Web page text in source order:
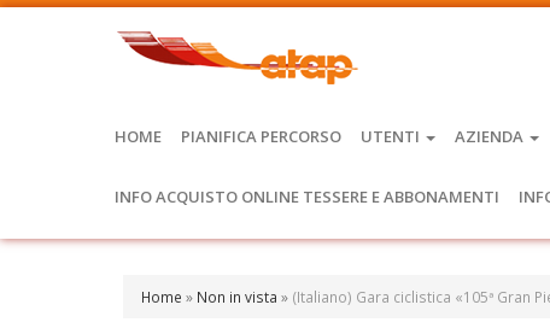
HOME PIANIFICA PERCORSO UTENTI AZIENDA
INFO ACQUISTO ONLINE TESSERE E ABBONAMENTI
Home » Non in vista » (Italiano) Gara ciclistica «105ª Gran